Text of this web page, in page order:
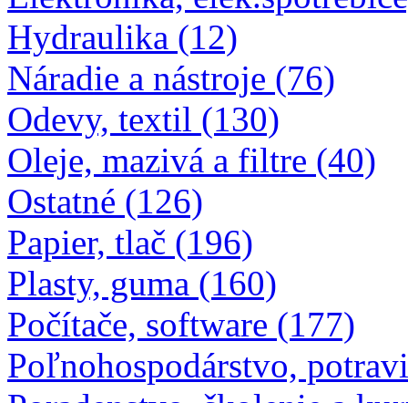
Hydraulika (12)
Náradie a nástroje (76)
Odevy, textil (130)
Oleje, mazivá a filtre (40)
Ostatné (126)
Papier, tlač (196)
Plasty, guma (160)
Počítače, software (177)
Poľnohospodárstvo,